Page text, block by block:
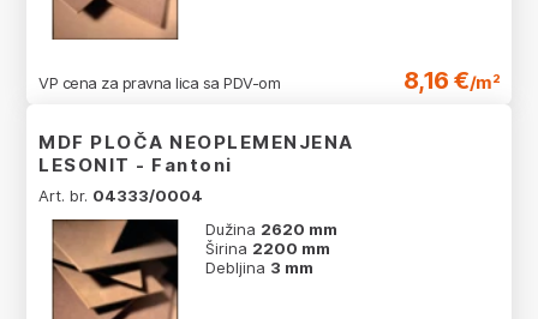
VP cena za pravna lica sa PDV-om 8,16 €/m²
MDF PLOČA NEOPLEMENJENA
LESONIT - Fantoni
Art. br. 04333/0004
Dužina 2620 mm
Širina 2200 mm
Debljina 3 mm